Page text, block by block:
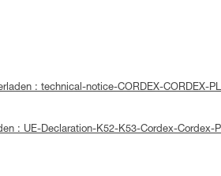
: technical-notice-CORDEX-CORDEX-
: UE-Declaration-K52-K53-Cordex-Cordex-